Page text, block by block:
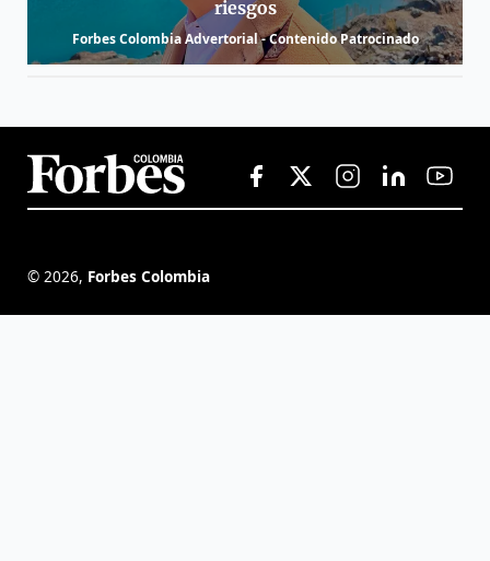
riesgos
Forbes Colombia Advertorial - Contenido Patrocinado
© 2026, Forbes Colombia